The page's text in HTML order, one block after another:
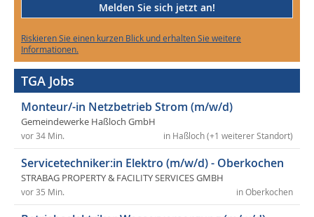
Melden Sie sich jetzt an!
Riskieren Sie einen kurzen Blick und erhalten Sie weitere
Informationen.
TGA Jobs
Monteur/-in Netzbetrieb Strom (m/w/d)
Gemeindewerke Haßloch GmbH
in Haßloch (+1 weiterer Standort)
vor 34 Min.
Servicetechniker:in Elektro (m/w/d) - Oberkochen
STRABAG PROPERTY & FACILITY SERVICES GMBH
in Oberkochen
vor 35 Min.